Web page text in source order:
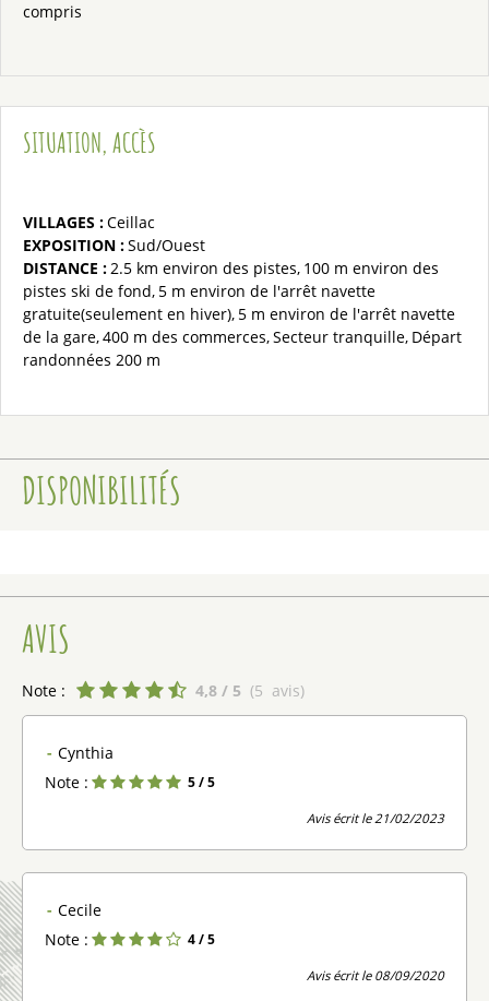
compris
SITUATION, ACCÈS
VILLAGES :Ceillac
EXPOSITION :Sud/Ouest
DISTANCE :2.5 km environ des pistes 100 m environ des
pistes ski de fond 5 m environ de l'arrêt navette
gratuite(seulement en hiver) 5 m environ de l'arrêt navette
de la gare 400 m des commerces Secteur tranquille Départ
randonnées 200 m
DISPONIBILITÉS
AVIS
Note : 4,8 / 5 (5 avis)
Cynthia
Note :
5 / 5
Avis écrit le 21/02/2023
Cecile
Note :
4 / 5
Avis écrit le 08/09/2020